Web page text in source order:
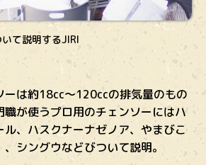
て説明するJIRI
は約18cc～120ccの排気量のもの
職が使うプロ用のチェンソーにはハ
ル、ハスクナーナゼノア、やまびこ
、シングウなどびついて説明。